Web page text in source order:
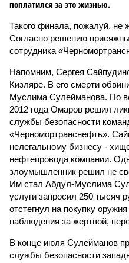
поплатился за это жизнью.
Такого финала, пожалуй, не
Согласно решению
сотрудника
Напомним, Сергея
Кизляре. В его смерти
Муслима Сулейманова. По
2012 года Омаров решил
службы безопасности
«Черномортранснефть».
нелегальному бизнесу -
нефтепровода компании.
злоумышленник решил не
Им стал Абдул-Муслима
услуги запросил 250 тысяч
отстегнул на покупку
наблюдения за жертвой,
В конце июля Сулейманов
службы безопасности